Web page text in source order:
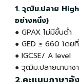
1. วุฒิม.ปลาย
อย่างหนึ่ง)
● GPAX ไม่มีขั้นต่ำ
● GED ≥ 660 โดย
● IGCSE/ A level
● วุฒิม.ปลายนานาช